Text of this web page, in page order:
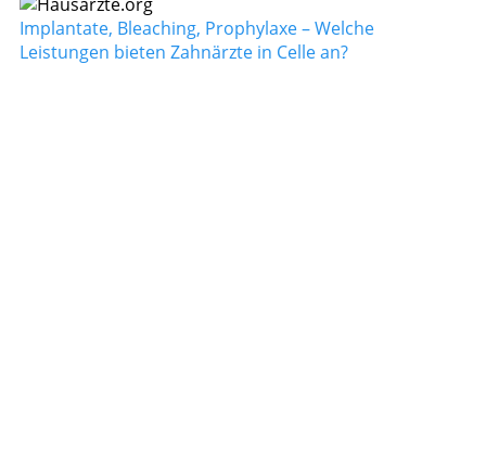
Implantate, Bleaching, Prophylaxe – Welche
Leistungen bieten Zahnärzte in Celle an?